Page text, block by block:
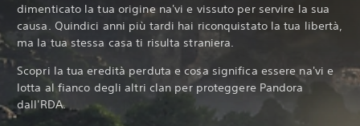
dimenticato la tua origine na'vi e vissuto per servire la sua
causa. Quindici anni più tardi hai riconquistato la tua libertà,
ma la tua stessa casa ti risulta straniera.
Scopri la tua eredità perduta e cosa significa essere na'vi e
lotta al fianco degli altri clan per proteggere Pandora
dall'RDA.